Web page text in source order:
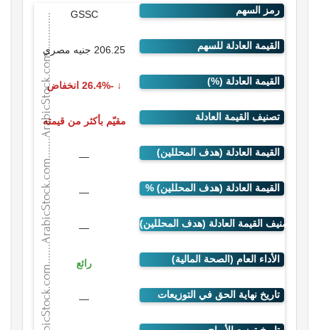
GSSC
206.25 جنيه مصري
-26.4% انخفاض
مقيّم بأكثر من قيمته
—
—
—
رائع
—